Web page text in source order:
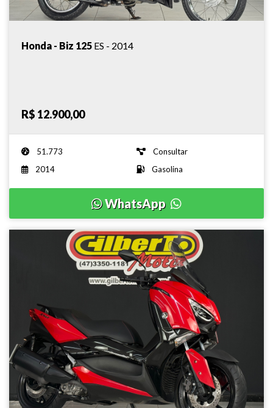
Honda - Biz 125 ES - 2014
R$ 12.900,00
51.773
Consultar
2014
Gasolina
WhatsApp